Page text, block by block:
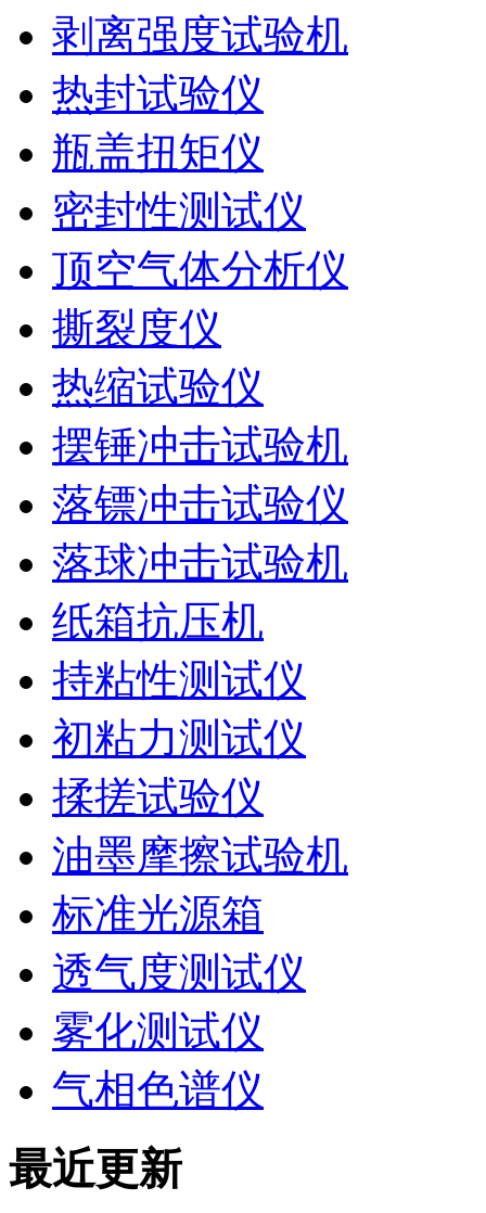
剥离强度试验机
热封试验仪
瓶盖扭矩仪
密封性测试仪
顶空气体分析仪
撕裂度仪
热缩试验仪
摆锤冲击试验机
落镖冲击试验仪
落球冲击试验机
纸箱抗压机
持粘性测试仪
初粘力测试仪
揉搓试验仪
油墨摩擦试验机
标准光源箱
透气度测试仪
雾化测试仪
气相色谱仪
最近更新